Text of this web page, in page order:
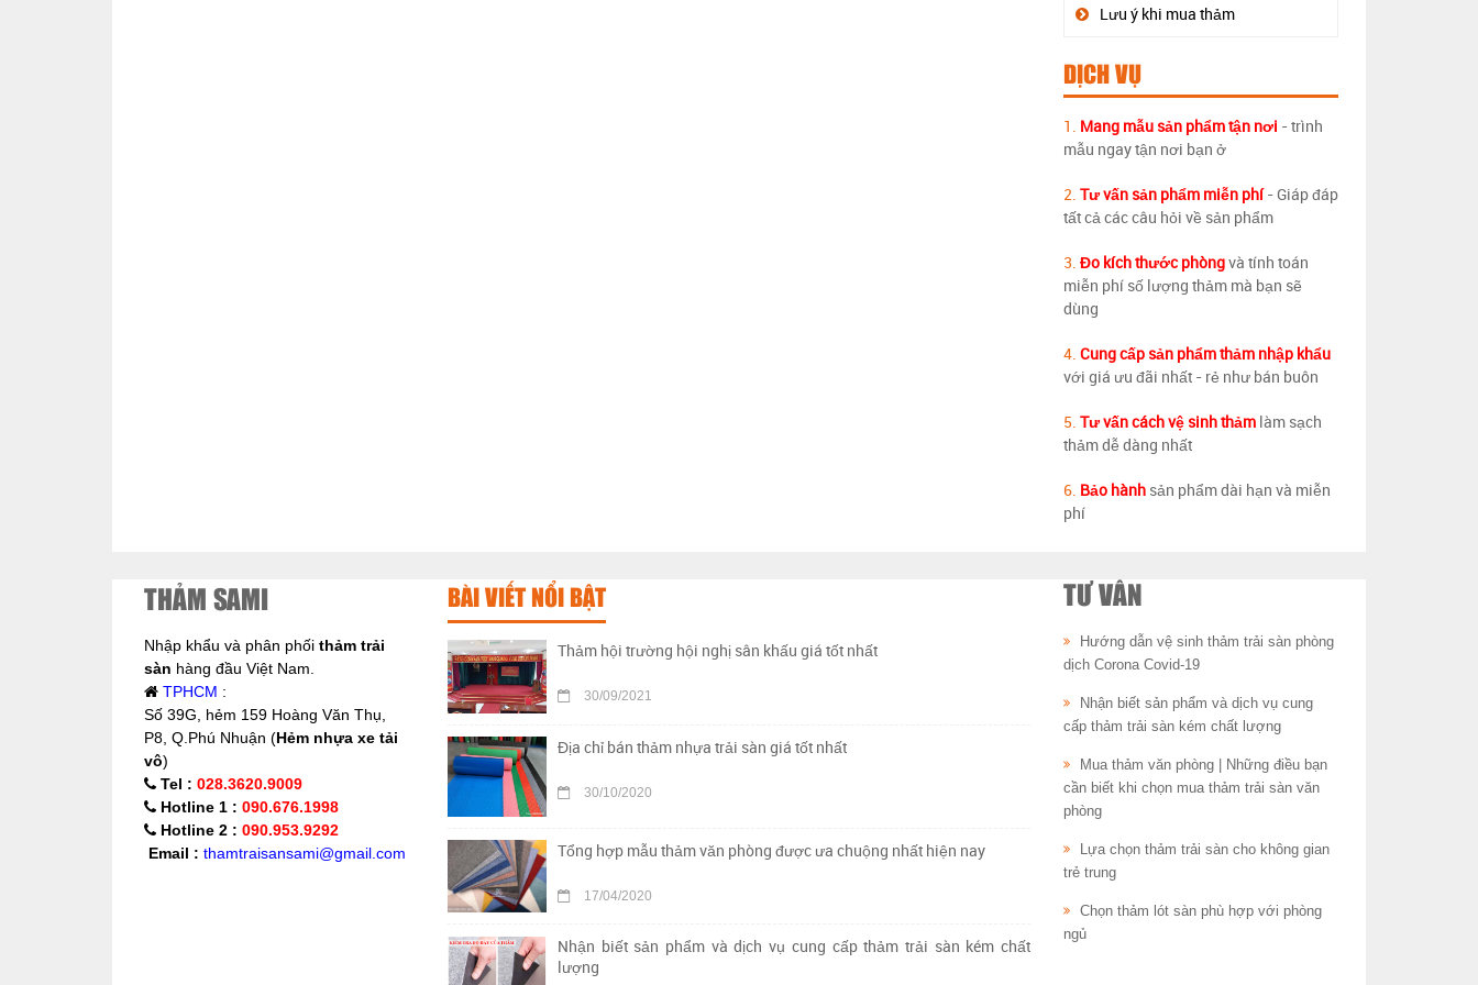
Lưu ý khi mua thảm
DỊCH VỤ
1. Mang mẫu sản phẩm tận nơi - trình
mẫu ngay tận nơi bạn ở
2. Tư vấn sản phẩm miễn phí- Giáp đáp
tất cả các câu hỏi về sản phẩm
3. Đo kích thước phòngvà tính toán
miễn phí số lượng thảm mà bạn sẽ
dùng
4. Cung cấp sản phẩm thảm nhập khẩu
với giá ưu đãi nhất - rẻ như bán buôn
5. Tư vấn cách vệ sinh thảm làm sạch
thảm dễ dàng nhất
6. Bảo hành sản phẩm dài hạn và miễn
phí
THẢM SAMI
Nhập khẩu và phân phối thảm trải
sàn hàng đầu Việt Nam.
TPHCM :
Số 39G, hẻm 159 Hoàng Văn Thụ,
P8, Q.Phú Nhuận (Hẻm nhựa xe tải
vô)
Tel : 028.3620.9009
Hotline 1 : 090.676.1998
Hotline 2 : 090.953.9292
Email : thamtraisansami@gmail.com
BÀI VIẾT NỔI BẬT
Thảm hội trường hội nghị sân khấu giá tốt nhất
30/09/2021
Địa chỉ bán thảm nhựa trải sàn giá tốt nhất
30/10/2020
Tổng hợp mẫu thảm văn phòng được ưa chuộng nhất hiện nay
17/04/2020
Nhận biết sản phẩm và dịch vụ cung cấp thảm trải sàn kém chất
lượng
TƯ VẤN
Hướng dẫn vệ sinh thảm trải sàn phòng
dịch Corona Covid-19
Nhận biết sản phẩm và dịch vụ cung
cấp thảm trải sàn kém chất lượng
Mua thảm văn phòng | Những điều bạn
cần biết khi chọn mua thảm trải sàn văn
phòng
Lựa chọn thảm trải sàn cho không gian
trẻ trung
Chọn thảm lót sàn phù hợp với phòng
ngủ